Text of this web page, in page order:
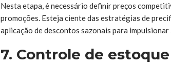
Nesta etapa, é necessário definir preços
promoções. Esteja ciente das estratégias de
aplicação de descontos sazonais para impulsionar
7. Controle de estoque